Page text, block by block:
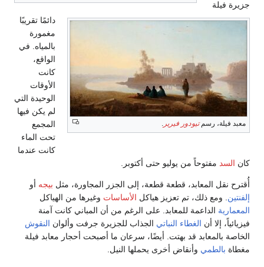
معبد فيلة، رسمتيودور فيرير .
جزيرة فيلة
دائمًا تقريبًا
مغمورة
بالمياه. في
الواقع،
كانت
الأوقات
الوحيدة التي
لم يكن فيها
المجمع
تحت الماء
كانت عندما
كان السد مفتوحاً من يوليو حتى أكتوبر.
أُقترح نقل المعابد، قطعة قطعة، إلى الجزر المجاورة، مثل بيجه أو
إلفنتين. ومع ذلك، تم تعزيز هياكل الأساسات وغيرها من الهياكل
المعمارية الداعمة للمعابد. على الرغم من أن المباني كانت آمنة
فيزيائياً، إلا أن الغطاء النباتي الجذاب للجزيرة جرفت وألوان النقوش
الخاصة بالمعابد قد بهتت. أيضًا، سرعان ما أصبحت أحجار معابد فيلة
مغطاة بالطمي وأنقاض أخرى يحملها النيل.